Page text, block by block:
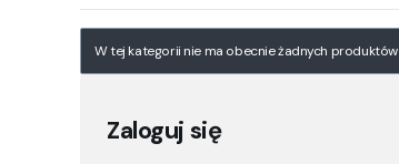
W tej kategorii nie ma obecnie żadnych produktów
Zaloguj się